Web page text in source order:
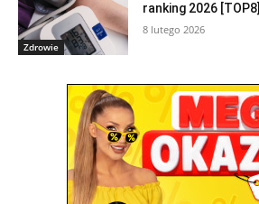
Zdrowie
ranking 2026 [TOP8]
8 lutego 2026